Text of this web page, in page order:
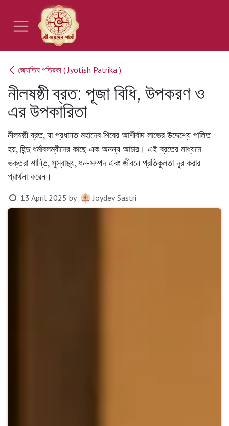
Skip to Content
জ্যোতিষ পত্রিকা ( Jyotish Patrika )
নীলষষ্ঠী ব্রত: পূজা বিধি, উপকরণ ও
এর উপকারিতা
নীলষষ্ঠী ব্রত, যা প্রধানত মহাদেব শিবের আশীর্বাদ লাভের উদ্দেশ্যে পালিত
হয়, হিন্দু ধর্মাবলম্বীদের কাছে এক অনন্য আচার। এই ব্রতের মাধ্যমে
ভক্তরা শান্তি, সুস্বাস্থ্য, ধন-সম্পদ এবং জীবনে প্রতিকূলতা দূর করার
প্রার্থনা করেন।
13 April 2025 by Joydev Sastri